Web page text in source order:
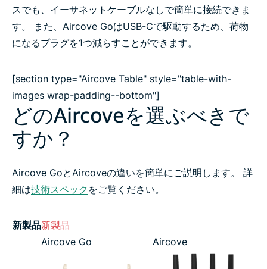
スでも、イーサネットケーブルなしで簡単に接続できま
す。 また、Aircove GoはUSB-Cで駆動するため、荷物
になるプラグを1つ減らすことができます。
[section type="Aircove Table" style="table-with-
images wrap-padding--bottom"]
どのAircoveを選ぶべきで
すか？
Aircove GoとAircoveの違いを簡単にご説明します。 詳
細は技術スペック をご覧ください。
新製品新製品
Aircove Go
Aircove